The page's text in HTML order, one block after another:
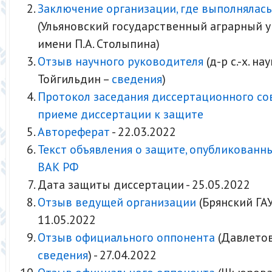
Заключение организации, где
(Ульяновский государственный аграрный
имени П.А. Столыпина)
Отзыв научного руководителя (д-р с.-х.
Тойгильдин – сведения)
Протокол заседания диссертационного
приеме диссертации к защите
Автореферат - 22.03.2022
Текст объявления о защите,
ВАК РФ
Дата защиты диссертации - 25.05.2022
Отзыв ведущей организации (Брянский
11.05.2022
Отзыв официального оппонента
сведения) - 27.04.2022